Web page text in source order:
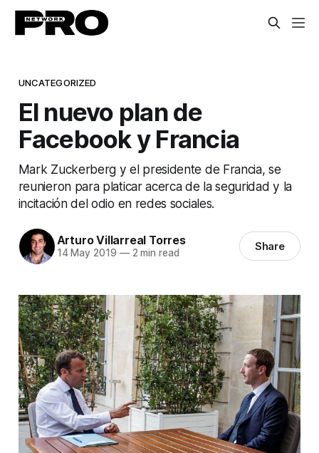
UNCATEGORIZED
El nuevo plan de
Facebook y Francia
Mark Zuckerberg y el presidente de Francia, se
reunieron para platicar acerca de la seguridad y la
incitación del odio en redes sociales.
Arturo Villarreal Torres
14 May 2019 —2 min read Share